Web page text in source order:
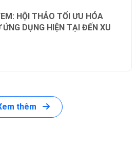
HỘI THẢO TỐI ƯU HÓA
DỤNG HIỆN TẠI ĐẾN XU
thêm